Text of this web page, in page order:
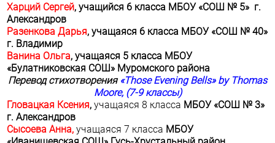
Харций Сергей, учащийся 6 класса МБОУ «СОШ № 5» г.
Александров
Разенкова Дарья, учащаяся 6 класса МБОУ «СОШ № 40»
г. Владимир
Ванина Ольга, учащаяся 5 класса МБОУ
«Булатниковская СОШ» Муромского района
Перевод стихотворения«Those Evening Bells» by Thomas
Moore, (7-9классы)
Гловацкая Ксения,учащаяся 8 класса МБОУ «СОШ № 3»
г. Александров
Сысоева Анна,учащаяся 7 класса МБОУ